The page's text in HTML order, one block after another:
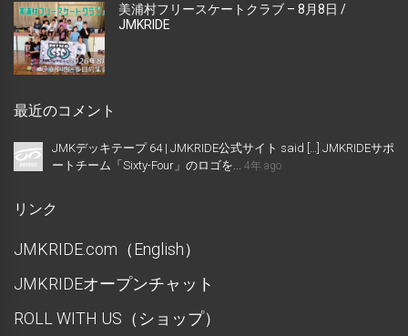
美浦村フリースケートクラブ – 8月8日 /
JMKRIDE
最近のコメント
JMKデッキテープ 64 | JMKRIDE公式サイト said […] JMKRIDEサポ
ートチーム「Sixty-Four」のロゴを...
4年 ago
リンク
JMKRIDE.com（English）
JMKRIDEオープンチャット
ROLL WITH US（ショップ）